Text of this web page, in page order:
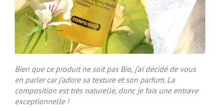
Bien que ce produit ne soit pas Bio, j’ai décidé de vous
en parler car j’adore sa texture et son parfum. La
composition est très naturelle, donc je fais une entrave
exceptionnelle !